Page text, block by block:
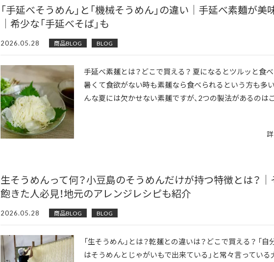
「手延べそうめん」と「機械そうめん」の違い｜手延べ素麺が美
｜希少な「手延べそば」も
2026.05.28 商品BLOG BLOG
手延べ素麺とは？どこで買える？ 夏になるとツルッと食べ
暑くて食欲がない時も素麺なら食べられるという方も多
んな夏には欠かせない素麺ですが、2つの製法があるのは
生そうめんって何？小豆島のそうめんだけが持つ特徴とは？
飽きた人必見！地元のアレンジレシピも紹介
2026.05.28 商品BLOG BLOG
「生そうめん」とは？乾麺との違いは？どこで買える？ 「
はそうめんとじゃがいもで出来ている」と常々言っている